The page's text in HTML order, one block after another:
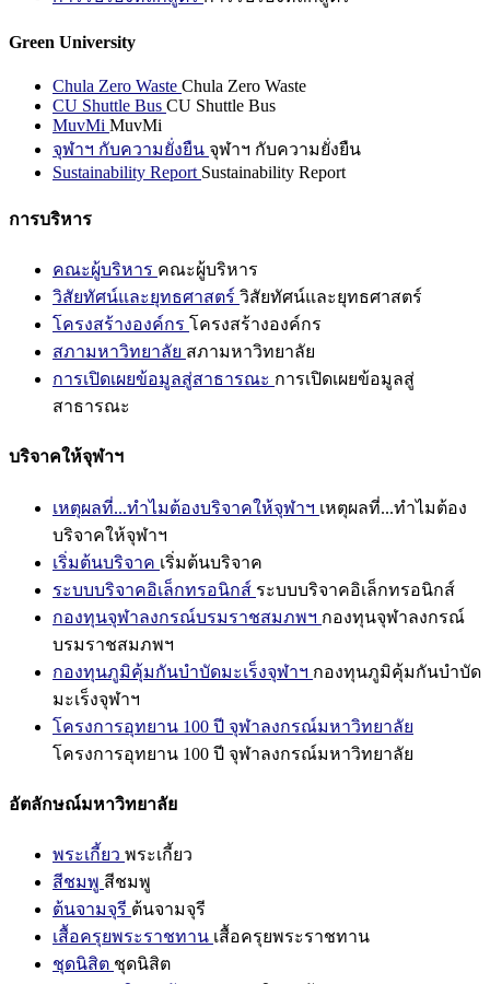
Green University
Chula Zero Waste Chula Zero Waste
CU Shuttle Bus CU Shuttle Bus
MuvMi MuvMi
จุฬาฯ กับความยั่งยืน จุฬาฯ กับความยั่งยืน
Sustainability Report Sustainability Report
การบริหาร
คณะผู้บริหาร คณะผู้บริหาร
วิสัยทัศน์และยุทธศาสตร์ วิสัยทัศน์และยุทธศาสตร์
โครงสร้างองค์กร โครงสร้างองค์กร
สภามหาวิทยาลัย สภามหาวิทยาลัย
การเปิดเผยข้อมูลสู่สาธารณะ การเปิดเผยข้อมูลสู่
สาธารณะ
บริจาคให้จุฬาฯ
เหตุผลที่...ทำไมต้องบริจาคให้จุฬาฯ เหตุผลที่...ทำไมต้อง
บริจาคให้จุฬาฯ
เริ่มต้นบริจาค เริ่มต้นบริจาค
ระบบบริจาคอิเล็กทรอนิกส์ ระบบบริจาคอิเล็กทรอนิกส์
กองทุนจุฬาลงกรณ์บรมราชสมภพฯ กองทุนจุฬาลงกรณ์
บรมราชสมภพฯ
กองทุนภูมิคุ้มกันบำบัดมะเร็งจุฬาฯ กองทุนภูมิคุ้มกันบำบัด
มะเร็งจุฬาฯ
โครงการอุทยาน 100 ปี จุฬาลงกรณ์มหาวิทยาลัย
โครงการอุทยาน 100 ปี จุฬาลงกรณ์มหาวิทยาลัย
อัตลักษณ์มหาวิทยาลัย
พระเกี้ยว พระเกี้ยว
สีชมพู สีชมพู
ต้นจามจุรี ต้นจามจุรี
เสื้อครุยพระราชทาน เสื้อครุยพระราชทาน
ชุดนิสิต ชุดนิสิต